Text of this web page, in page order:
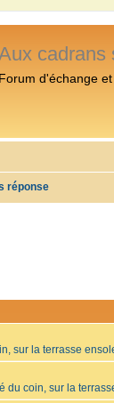
cadrans
Forum d'échange
réponse
sur la terrasse
du coin, sur la